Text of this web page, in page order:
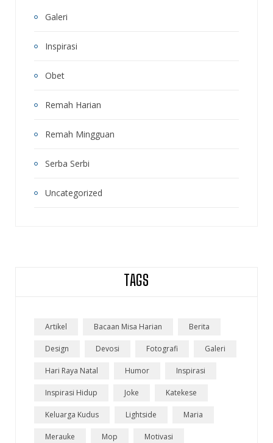
Galeri
Inspirasi
Obet
Remah Harian
Remah Mingguan
Serba Serbi
Uncategorized
TAGS
Artikel Bacaan Misa Harian Berita
Design Devosi Fotografi Galeri
Hari Raya Natal Humor Inspirasi
Inspirasi Hidup Joke Katekese
Keluarga Kudus Lightside Maria
Merauke Mop Motivasi